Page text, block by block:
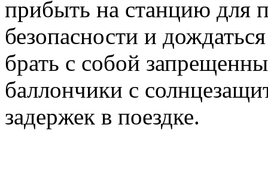
прибыть на станцию для
безопасности и
брать с собой
баллончики с
задержек в поездке.